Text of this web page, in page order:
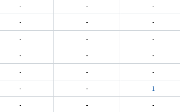
- - -
- - -
- - -
- - -
- - -
- - 1
- - -